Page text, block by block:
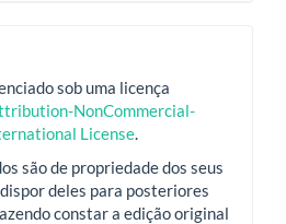
sob uma licença
NonCommercial-
License
são de propriedade dos seus
deles para posteriores
constar a edição original